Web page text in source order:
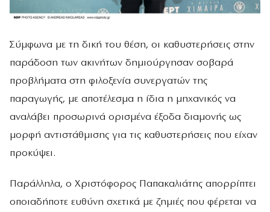
Σύμφωνα με τη δική του θέση, οι καθυστερήσεις στην
παράδοση των ακινήτων δημιούργησαν σοβαρά
προβλήματα στη φιλοξενία συνεργατών της
παραγωγής, με αποτέλεσμα η ίδια η μηχανικός να
αναλάβει προσωρινά ορισμένα έξοδα διαμονής ως
μορφή αντιστάθμισης για τις καθυστερήσεις που είχαν
προκύψει.
Παράλληλα, ο Χριστόφορος Παπακαλιάτης απορρίπτει
οποιαδήποτε ευθύνη σχετικά με ζημιές που φέρεται να